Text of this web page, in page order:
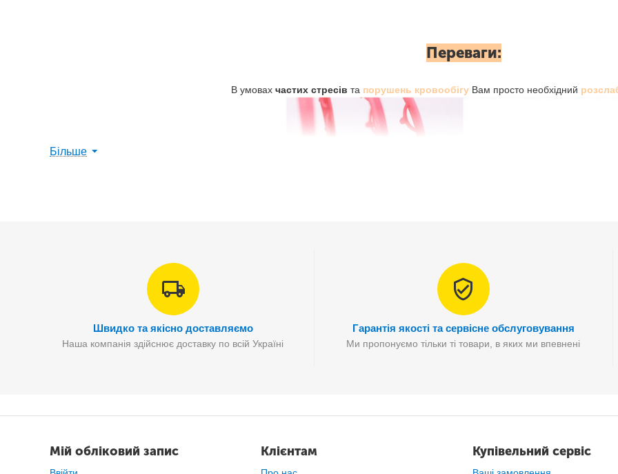
Переваги:
В умовах частих стресів та порушень кровообігу Вам просто необхідний
Більше
Швидко та якісно доставляємо
Наша компанія здійснює доставку по всій Україні
Гарантія якості та сервісне обслуговування
Ми пропонуємо тільки ті товари, в яких ми впевнені
Мій обліковий запис Клієнтам Купівельний сервіс